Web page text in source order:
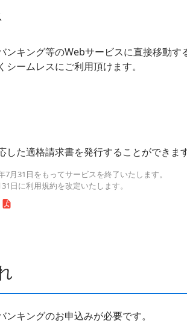
ンキング等のWebサービスに直接移動
シームレスにご利用頂けます。
した適格請求書を発行することができます
7月31日をもってサービスを終了いたします。
日に利用規約を改定いたします。
キングのお申込みが必要です。